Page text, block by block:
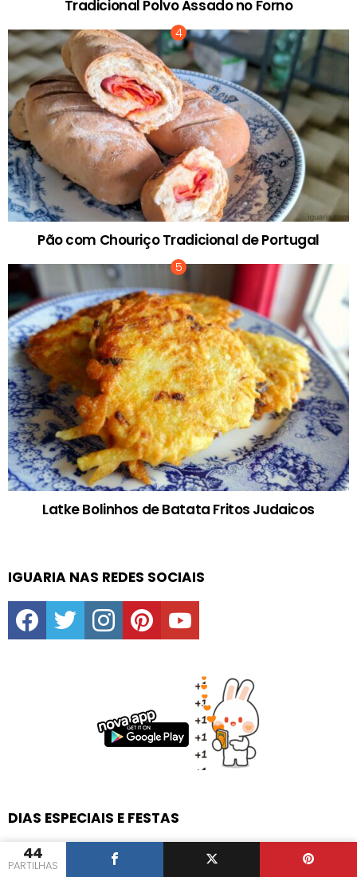
44
PARTILHAS
Tradicional Polvo Assado no Forno
Pão com Chouriço Tradicional de Portugal
Latke Bolinhos de Batata Fritos Judaicos
IGUARIA NAS REDES SOCIAIS
facebooktwitter instagrampinterestyoutube
DIAS ESPECIAIS E FESTAS